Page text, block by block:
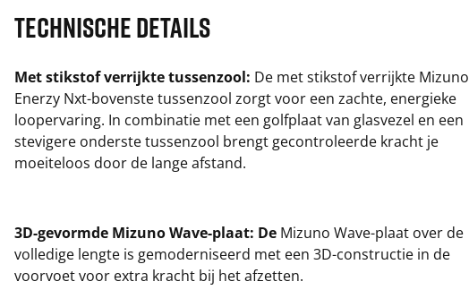
Technische details
Met stikstof verrijkte tussenzool: De met stikstof verrijkte Mizuno
Enerzy Nxt-bovenste tussenzool zorgt voor een zachte, energieke
loopervaring. In combinatie met een golfplaat van glasvezel en een
stevigere onderste tussenzool brengt gecontroleerde kracht je
moeiteloos door de lange afstand.
3D-gevormde Mizuno Wave-plaat: De Mizuno Wave-plaat over de
volledige lengte is gemoderniseerd met een 3D-constructie in de
voorvoet voor extra kracht bij het afzetten.